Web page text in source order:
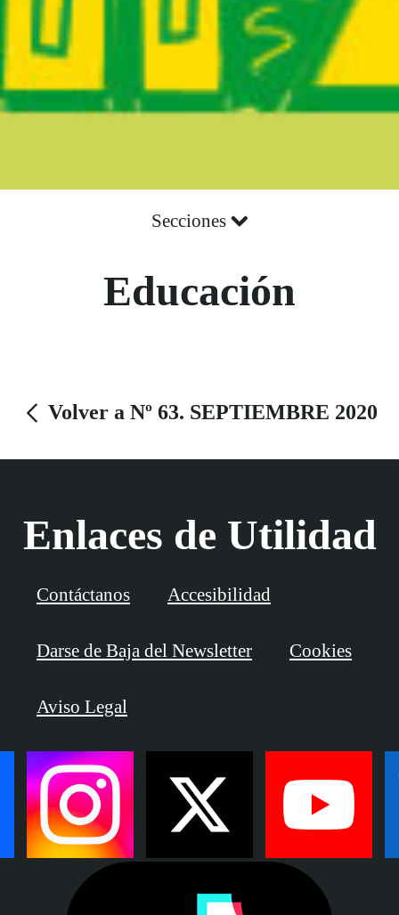
Secciones
Educación
Volver a Nº 63. SEPTIEMBRE 2020
Enlaces de Utilidad
Contáctanos Accesibilidad
Darse de Baja del Newsletter Cookies
Aviso Legal